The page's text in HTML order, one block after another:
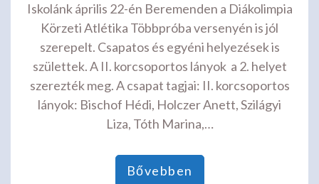
Iskolánk április 22-én Beremenden a Diákolimpia
Körzeti Atlétika Többpróba versenyén is jól
szerepelt. Csapatos és egyéni helyezések is
születtek. A II. korcsoportos lányok a 2. helyet
szerezték meg. A csapat tagjai: II. korcsoportos
lányok: Bischof Hédi, Holczer Anett, Szilágyi
Liza, Tóth Marina,…
Bővebben